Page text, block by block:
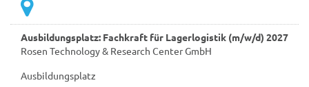
Ausbildungsplatz: Fachkraft für Lagerlogistik (m/w/d) 2027
Rosen Technology & Research Center GmbH
Ausbildungsplatz